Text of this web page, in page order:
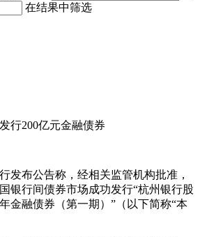
在结果中筛选
行200亿元金融债券
发布公告称，经相关监管机构批准，
银行间债券市场成功发行“杭州银行股
金融债券（第一期）”（以下简称“本